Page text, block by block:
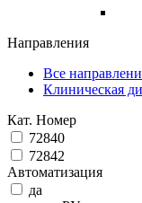
Направления
Все
Клиническая
Кат. Номер
72840
72842
Автоматизация
да